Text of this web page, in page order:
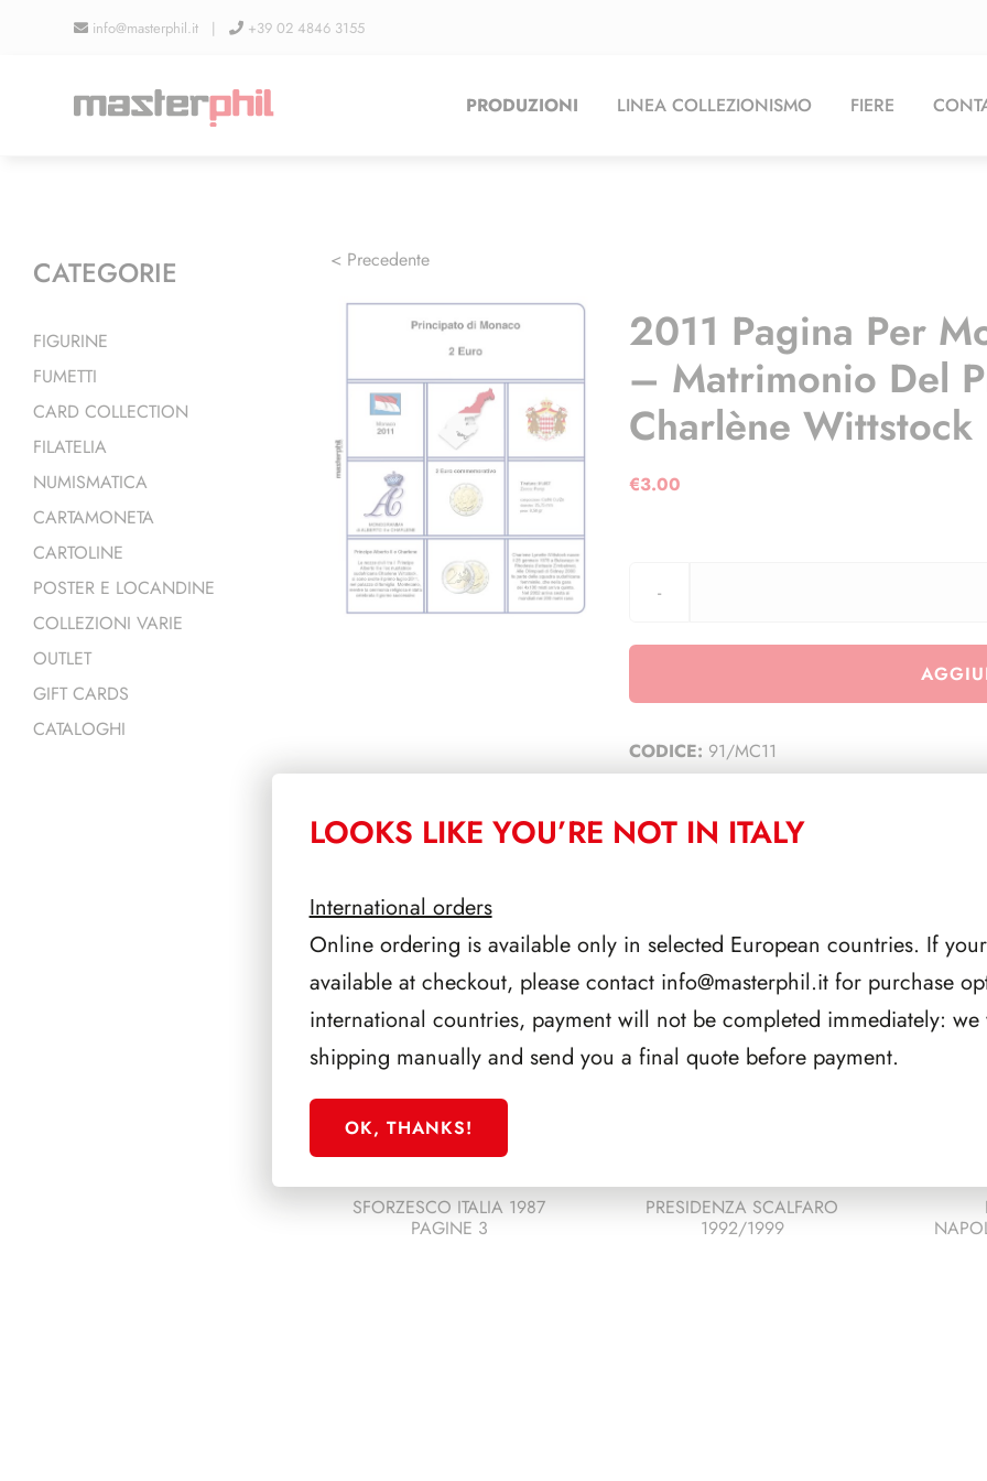
info@masterphil.it | +39 02 4846 3155
PRODUZIONI LINEA COLLEZIONISMO FIERE
< Precedente
2011 Pagina Per
– Matrimonio Del
Charlène Wittstock
€3.00
CODICE: 91/MC11
CATEGORIA:TUTTI
PRODOTTI CORRELATI
SFORZESCO ITALIA 1987
PAGINE 3
PRESIDENZA SCALFARO
1992/1999
CATEGORIE
FIGURINE
FUMETTI
CARD COLLECTION
FILATELIA
NUMISMATICA
CARTAMONETA
CARTOLINE
POSTER E LOCANDINE
COLLEZIONI VARIE
OUTLET
GIFT CARDS
CATALOGHI
LOOKS LIKE YOU’RE NOT IN ITALY
International orders
Online ordering is available only in selected European countries. If
available at checkout, please contact info@masterphil.itfor purchase
international countries, payment will not be completed immediately:
shipping manually and send you a final quote before payment.
OK, THANKS!